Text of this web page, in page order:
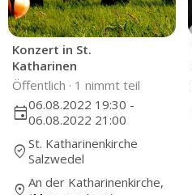
Konzert in St.
Katharinen
Öffentlich · 1 nimmt teil
event06.08.2022 19:30 -
06.08.2022 21:00
where_to_vote St. Katharinenkirche
Salzwedel
pin_drop An der Katharinenkirche,